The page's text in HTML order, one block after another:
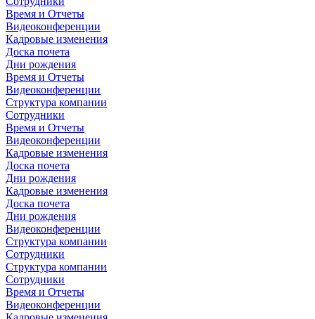
Время и Отчеты
Видеоконференции
Кадровые изменения
Доска почета
Дни рождения
Время и Отчеты
Видеоконференции
Структура компании
Сотрудники
Время и Отчеты
Видеоконференции
Кадровые изменения
Доска почета
Дни рождения
Кадровые изменения
Доска почета
Дни рождения
Видеоконференции
Структура компании
Сотрудники
Структура компании
Сотрудники
Время и Отчеты
Видеоконференции